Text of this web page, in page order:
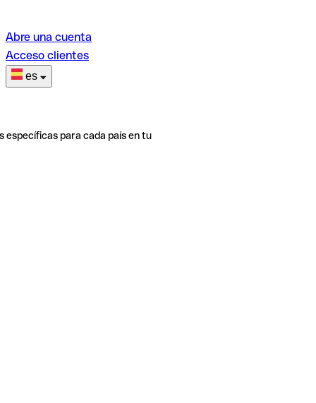
Abre una cuenta
Acceso clientes
es
específicas para cada país en tu